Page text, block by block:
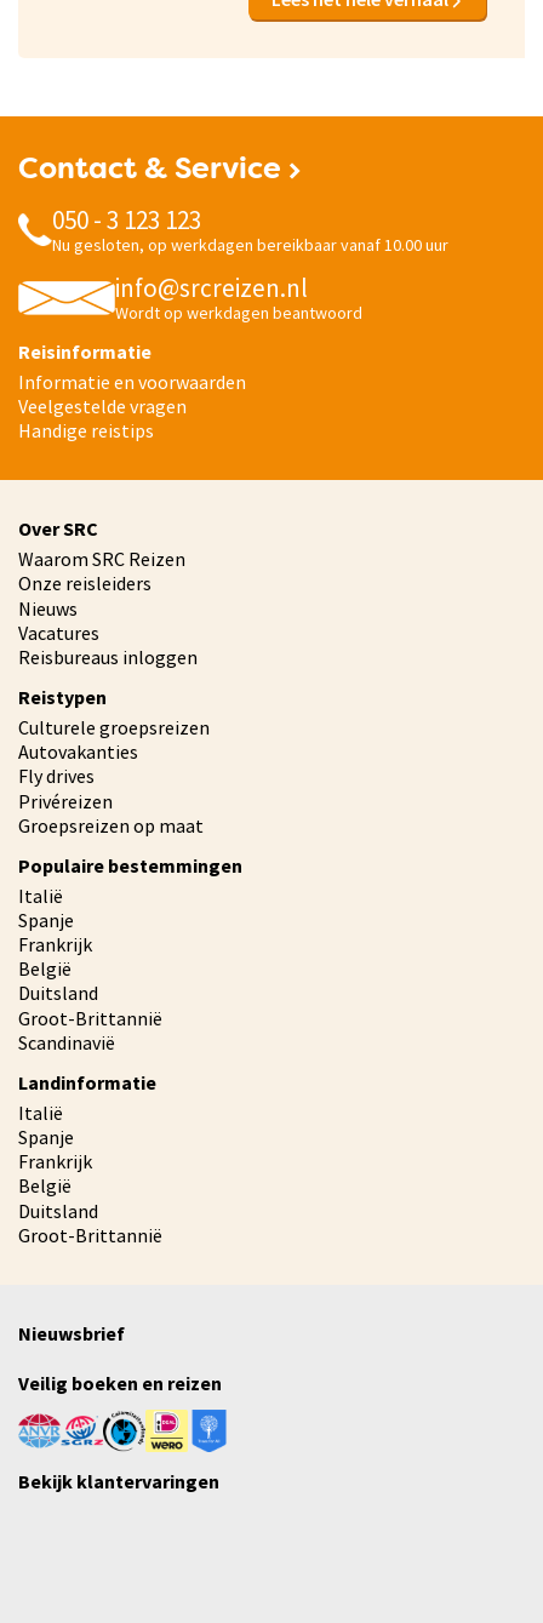
heeft haar eigen charme. Natuurlijk ging ik ooit op
Contact & Service
050 - 3 123 123
Nu gesloten, op werkdagen bereikbaar vanaf 10.00 uur
info@srcreizen.nl
Wordt op werkdagen beantwoord
Reisinformatie
Informatie en voorwaarden
Veelgestelde vragen
Handige reistips
Over SRC
Waarom SRC Reizen
Onze reisleiders
Nieuws
Vacatures
Reisbureaus inloggen
Reistypen
Culturele groepsreizen
Autovakanties
Fly drives
Privéreizen
Groepsreizen op maat
Populaire bestemmingen
Italië
Spanje
Frankrijk
België
Duitsland
Groot-Brittannië
Scandinavië
Landinformatie
Italië
Spanje
Frankrijk
België
Duitsland
Groot-Brittannië
Nieuwsbrief
Veilig boeken en reizen
Bekijk klantervaringen